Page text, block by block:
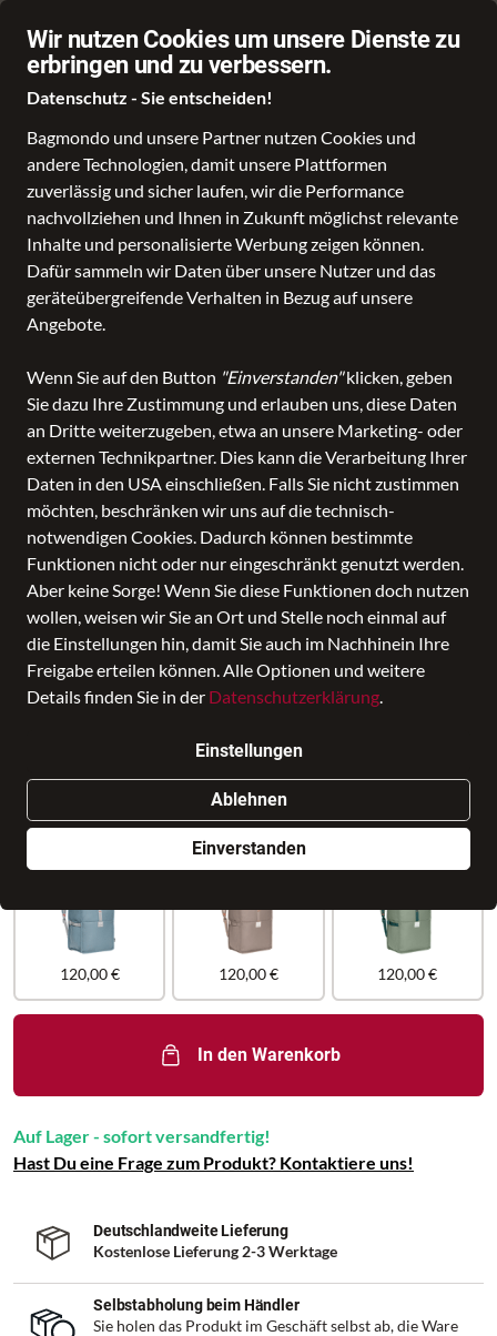
Wir nutzen Cookies um unsere Dienste zu
erbringen und zu verbessern.
Datenschutz - Sie entscheiden!
Bagmondo und unsere Partner nutzen Cookies und
andere Technologien, damit unsere Plattformen
zuverlässig und sicher laufen, wir die Performance
nachvollziehen und Ihnen in Zukunft möglichst relevante
Inhalte und personalisierte Werbung zeigen können.
Dafür sammeln wir Daten über unsere Nutzer und das
geräteübergreifende Verhalten in Bezug auf unsere
Angebote.
Wenn Sie auf den Button "Einverstanden"klicken, geben
Sie dazu Ihre Zustimmung und erlauben uns, diese Daten
an Dritte weiterzugeben, etwa an unsere Marketing- oder
externen Technikpartner. Dies kann die Verarbeitung Ihrer
Daten in den USA einschließen. Falls Sie nicht zustimmen
möchten, beschränken wir uns auf die technisch-
notwendigen Cookies. Dadurch können bestimmte
Funktionen nicht oder nur eingeschränkt genutzt werden.
Aber keine Sorge! Wenn Sie diese Funktionen doch nutzen
wollen, weisen wir Sie an Ort und Stelle noch einmal auf
die Einstellungen hin, damit Sie auch im Nachhinein Ihre
Freigabe erteilen können. Alle Optionen und weitere
Details finden Sie in der Datenschutzerklärung.
Einstellungen
Ablehnen
Einverstanden
Business
120,00 € inkl. MwSt., VersandGRATIS
Nur noch weniger als 3 Artikel im Geschäft vorhanden.
120,00 € 120,00 € 120,00 €
In den Warenkorb
Auf Lager - sofort versandfertig!
Hast Du eine Frage zum Produkt? Kontaktiere uns!
Deutschlandweite Lieferung
Kostenlose Lieferung 2-3 Werktage
Selbstabholung beim Händler
Sie holen das Produkt im Geschäft selbst ab, die Ware